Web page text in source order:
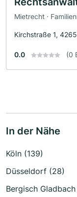
Mietrecht ·
Kirchstraße 1,
0.0 (0
In der Nähe
Köln (139)
Düsseldorf (28)
Bergisch Gladbach